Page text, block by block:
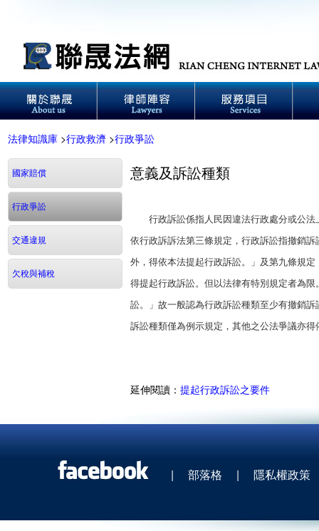
法律知識庫 >行政救濟 >行政爭訟
國家賠償
行政爭訟
交通違規
欠稅與補稅
意義及訴訟種類
行政訴訟係指人民因違法行政處分或公法
依行政訴訴法第三條規定，行政訴訟指撤銷
外，得依本法提起行政訴訟。」及第九條規
得提起行政訴訟。但以法律有特別規定者為
訟。」故一般認為行政訴訟種類至少有撤銷
訴訟種類僅為例示規定，其他之公法爭議亦
延伸閱讀： 提起行政訴訟之要件
| 部落格 | 隱私權政策